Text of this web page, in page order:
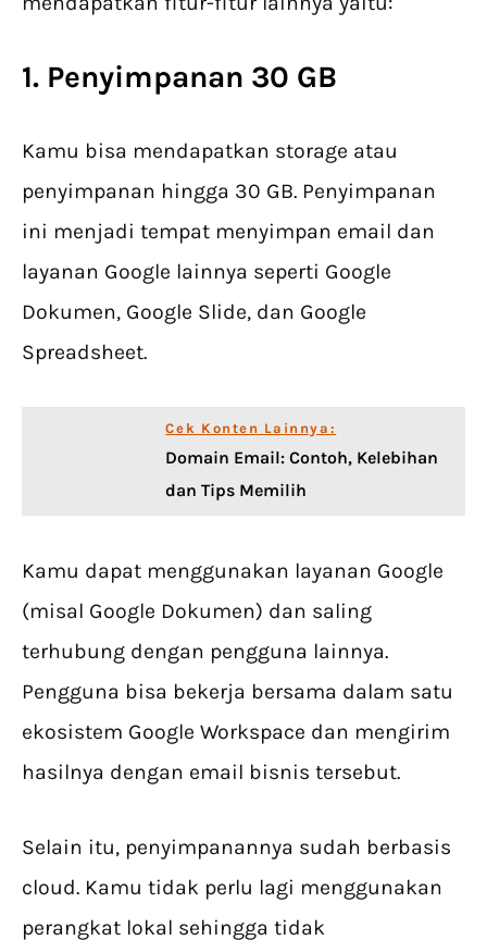
1. Penyimpanan 30 GB
Kamu bisa mendapatkan storage atau
penyimpanan hingga 30 GB. Penyimpanan
ini menjadi tempat menyimpan email dan
layanan Google lainnya seperti Google
Dokumen, Google Slide, dan Google
Spreadsheet.
Cek Konten Lainnya:
Domain Email: Contoh, Kelebihan
dan Tips Memilih
Kamu dapat menggunakan layanan Google
(misal Google Dokumen) dan saling
terhubung dengan pengguna lainnya.
Pengguna bisa bekerja bersama dalam satu
ekosistem Google Workspace dan mengirim
hasilnya dengan email bisnis tersebut.
Selain itu, penyimpanannya sudah berbasis
cloud. Kamu tidak perlu lagi menggunakan
perangkat lokal sehingga tidak